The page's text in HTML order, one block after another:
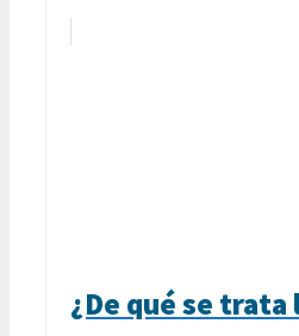
¿De qué se trata